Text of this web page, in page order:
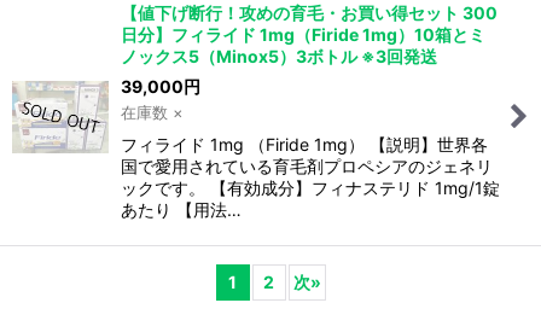
【値下げ断行！攻めの育毛・お買い得セット 300
日分】フィライド 1mg（Firide 1mg）10箱とミ
ノックス5（Minox5）3ボトル ※3回発送
39,000円
在庫数 ×
フィライド 1mg （Firide 1mg） 【説明】世界各
国で愛用されている育毛剤プロペシアのジェネリ
ックです。 【有効成分】フィナステリド 1mg/1錠
あたり 【用法…
1 2 次»